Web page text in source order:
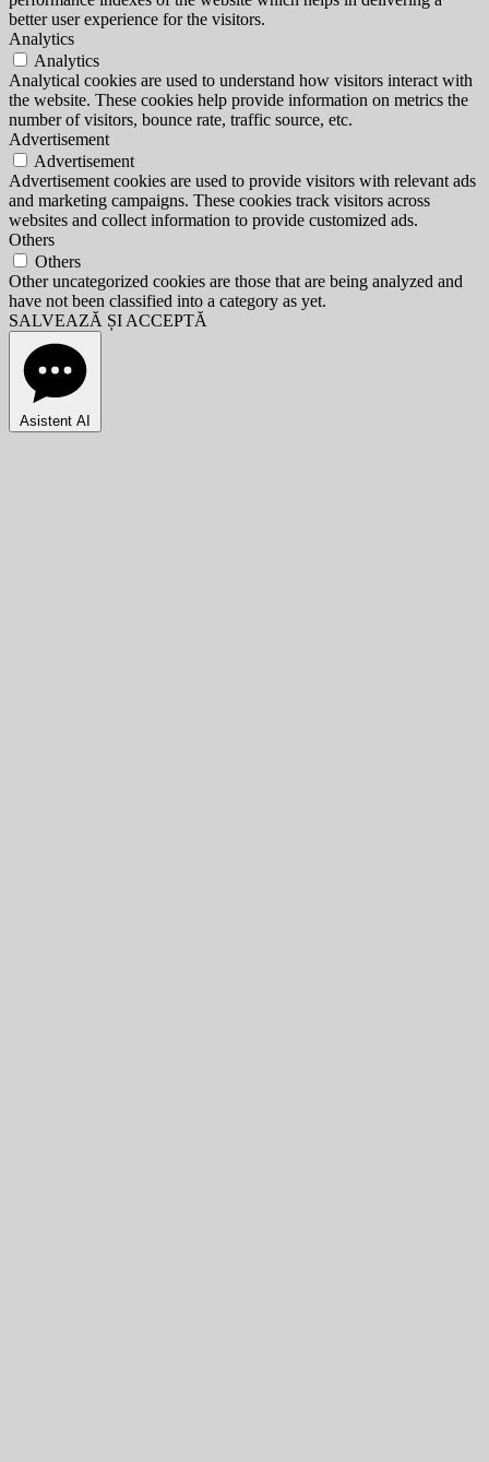
better user experience for the visitors.
Analytics
Analytics
Analytical cookies are used to understand how visitors interact with
the website. These cookies help provide information on metrics the
number of visitors, bounce rate, traffic source, etc.
Advertisement
Advertisement
Advertisement cookies are used to provide visitors with relevant ads
and marketing campaigns. These cookies track visitors across
websites and collect information to provide customized ads.
Others
Others
Other uncategorized cookies are those that are being analyzed and
have not been classified into a category as yet.
SALVEAZĂ ȘI ACCEPTĂ
Asistent AI